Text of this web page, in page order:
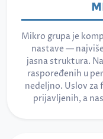
Mikro grupa je
nastave —
jasna struktura.
raspoređenih u
nedeljno. Uslov za
prijavljenih, a